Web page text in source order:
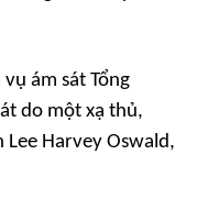
ám sát Tổng
do một xạ thủ,
Harvey Oswald,